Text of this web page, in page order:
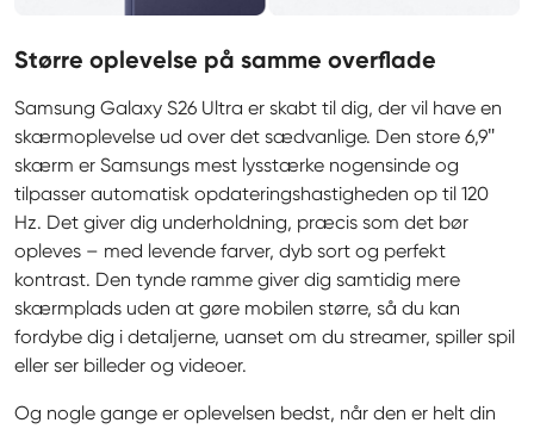
Større oplevelse på samme overflade
Samsung Galaxy S26 Ultra er skabt til dig, der vil have en
skærmoplevelse ud over det sædvanlige. Den store 6,9″
skærm er Samsungs mest lysstærke nogensinde og
tilpasser automatisk opdateringshastigheden op til 120
Hz. Det giver dig underholdning, præcis som det bør
opleves – med levende farver, dyb sort og perfekt
kontrast. Den tynde ramme giver dig samtidig mere
skærmplads uden at gøre mobilen større, så du kan
fordybe dig i detaljerne, uanset om du streamer, spiller spil
eller ser billeder og videoer.
Og nogle gange er oplevelsen bedst, når den er helt din